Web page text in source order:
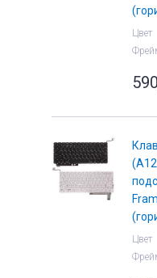
оформление
заказов по
Цвет
Цвет